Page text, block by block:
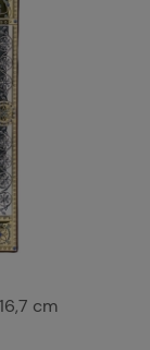
cm